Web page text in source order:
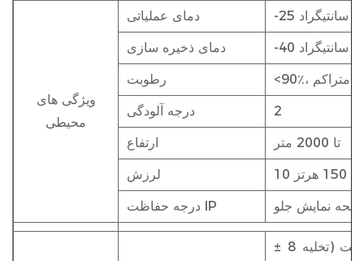
ویژگی های
محیطی
دمای عملیاتی
دمای ذخیره سازی
رطوبت غیر متراکم
درجه آلودگی 2
ارتفاع تا 2000 متر
لرزش
درجه حفاظت IP
± 8 کیلو ولت (تخلیه تماسی)، ± 15 کیلو ولت (تخلیه